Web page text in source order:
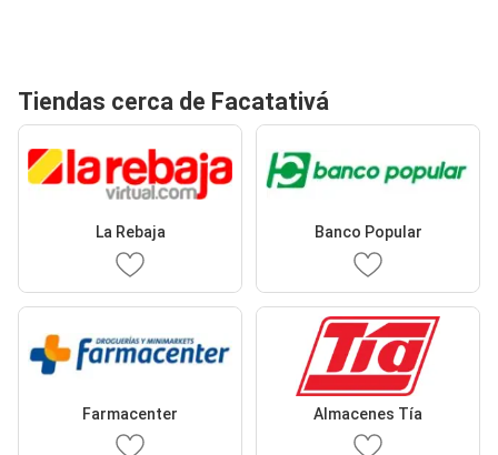
Tiendas cerca de Facatativá
La Rebaja Banco Popular
Farmacenter Almacenes Tía